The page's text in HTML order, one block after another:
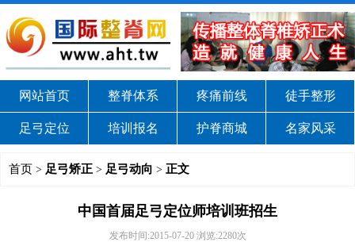
网站首页 整脊体系 疼痛前线 徒手整形
足弓定位 培训报名 护脊商城 名家风采
首页 > 足弓矫正 > 足弓动向 > 正文
中国首届足弓定位师培训班招生
发布时间:2015-07-20 浏览:2280次